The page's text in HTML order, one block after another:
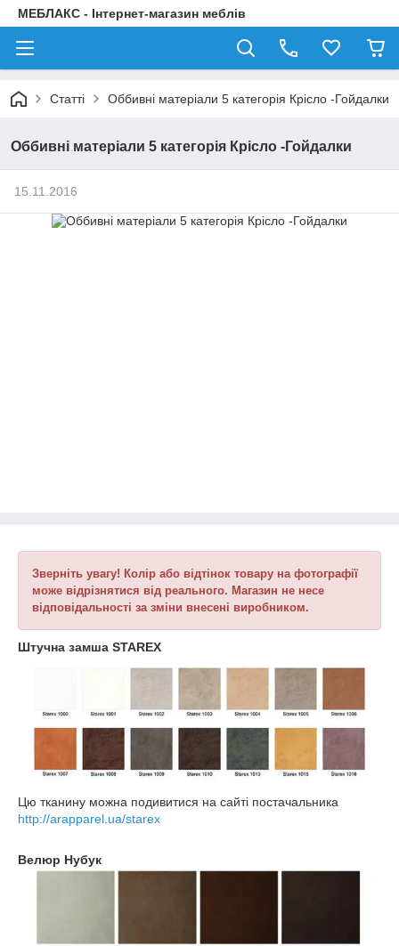
МЕБЛАКС - Інтернет-магазин меблів
Статті Оббивні матеріали 5 категорія Крісло -Гойдалки
Оббивні матеріали 5 категорія Крісло -Гойдалки
15.11.2016
Зверніть увагу! Колір або відтінок товару на фотографії
може відрізнятися від реального. Магазин не несе
відповідальності за зміни внесені виробником.
Штучна замша STAREX
Цю тканину можна подивитися на сайті постачальника
http://arapparel.ua/starex
Велюр Нубук